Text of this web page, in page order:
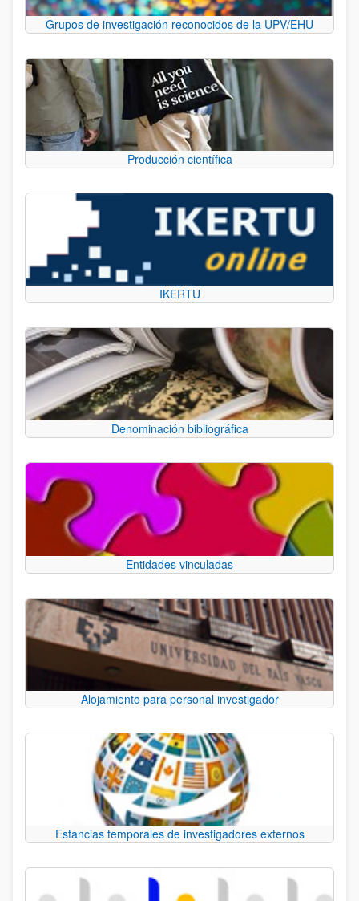
Grupos de investigación reconocidos de la UPV/EHU
Producción científica
IKERTU
Denominación bibliográfica
Entidades vinculadas
Alojamiento para personal investigador
Estancias temporales de investigadores externos